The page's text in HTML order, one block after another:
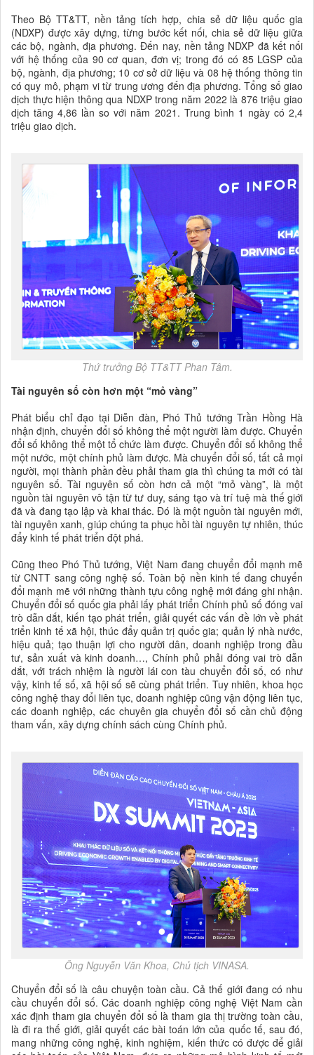
Theo Bộ TT&TT, nền tảng tích hợp, chia sẻ dữ liệu quốc gia
(NDXP) được xây dựng, từng bước kết nối, chia sẻ dữ liệu giữa
các bộ, ngành, địa phương. Đến nay, nền tảng NDXP đã kết nối
với hệ thống của 90 cơ quan, đơn vị; trong đó có 85 LGSP của
bộ, ngành, địa phương; 10 cơ sở dữ liệu và 08 hệ thống thông tin
có quy mô, phạm vi từ trung ương đến địa phương. Tổng số giao
dịch thực hiện thông qua NDXP trong năm 2022 là 876 triệu giao
dịch tăng 4,86 lần so với năm 2021. Trung bình 1 ngày có 2,4
triệu giao dịch.
Thứ trưởng Bộ TT&TT Phan Tâm.
Tài nguyên số còn hơn một “mỏ vàng”
Phát biểu chỉ đạo tại Diễn đàn, Phó Thủ tướng Trần Hồng Hà
nhận định, chuyển đổi số không thể một người làm được. Chuyển
đổi số không thể một tổ chức làm được. Chuyển đổi số không thể
một nước, một chính phủ làm được. Mà chuyển đổi số, tất cả mọi
người, mọi thành phần đều phải tham gia thì chúng ta mới có tài
nguyên số. Tài nguyên số còn hơn cả một “mỏ vàng”, là một
nguồn tài nguyên vô tận từ tư duy, sáng tạo và trí tuệ mà thế giới
đã và đang tạo lập và khai thác. Đó là một nguồn tài nguyên mới,
tài nguyên xanh, giúp chúng ta phục hồi tài nguyên tự nhiên, thúc
đẩy kinh tế phát triển đột phá.
Cũng theo Phó Thủ tướng, Việt Nam đang chuyển đổi mạnh mẽ
từ CNTT sang công nghệ số. Toàn bộ nền kinh tế đang chuyển
đổi mạnh mẽ với những thành tựu công nghệ mới đáng ghi nhận.
Chuyển đổi số quốc gia phải lấy phát triển Chính phủ số đóng vai
trò dẫn dắt, kiến tạo phát triển, giải quyết các vấn đề lớn về phát
triển kinh tế xã hội, thúc đẩy quản trị quốc gia; quản lý nhà nước,
hiệu quả; tạo thuận lợi cho người dân, doanh nghiệp trong đầu
tư, sản xuất và kinh doanh…, Chính phủ phải đóng vai trò dẫn
dắt, với trách nhiệm là người lái con tàu chuyển đổi số, có như
vậy, kinh tế số, xã hội số sẽ cùng phát triển. Tuy nhiên, khoa học
công nghệ thay đổi liên tục, doanh nghiệp cũng vận động liên tục,
các doanh nghiệp, các chuyên gia chuyển đổi số cần chủ động
tham vấn, xây dựng chính sách cùng Chính phủ.
Ông Nguyễn Văn Khoa, Chủ tịch VINASA.
Chuyển đổi số là câu chuyện toàn cầu. Cả thế giới đang có nhu
cầu chuyển đổi số. Các doanh nghiệp công nghệ Việt Nam cần
xác định tham gia chuyển đổi số là tham gia thị trường toàn cầu,
là đi ra thế giới, giải quyết các bài toán lớn của quốc tế, sau đó,
mang những công nghệ, kinh nghiệm, kiến thức có được để giải